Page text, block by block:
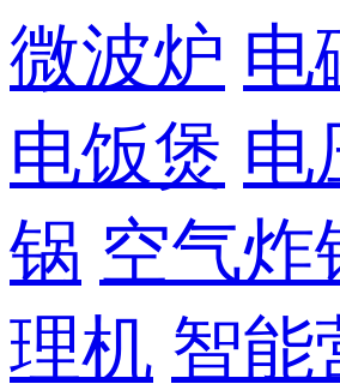
微波炉 电
电饭煲 电
锅 空气炸
理机 智能